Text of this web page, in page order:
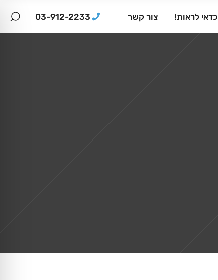
כדאי לראות! צור קשר 03-912-2233